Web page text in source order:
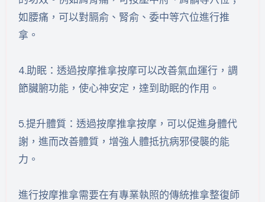
如腰痛，可以對膈俞、腎俞、委中等穴位進行推
拿。
4.助眠：透過按摩推拿按摩可以改善氣血運行，調
節臟腑功能，使心神安定，達到助眠的作用。
5.提升體質：透過按摩推拿按摩，可以促進身體代
謝，進而改善體質，增強人體抵抗病邪侵襲的能
力。
進行按摩推拿需要在有專業執照的傳統推拿整復師